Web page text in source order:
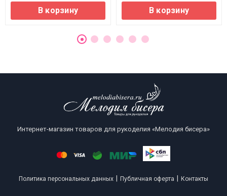
В корзину В корзину
Интернет-магазин товаров для рукоделия «Мелодия бисера»
Политика персональных данных Публичная оферта Контакты